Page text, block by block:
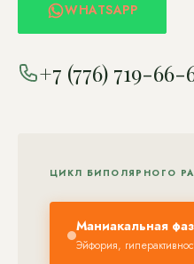
WHATSAPP
+7 (776) 719-66-
ЦИКЛ БИПОЛЯРНОГО
Маниакальная
Эйфория,